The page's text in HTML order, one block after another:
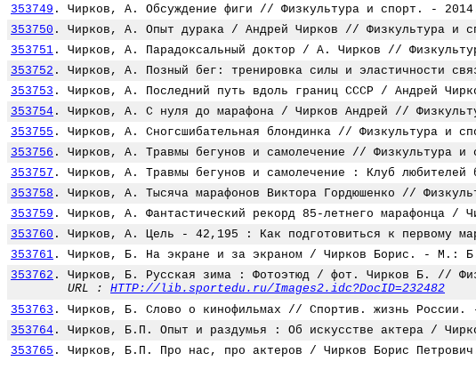
353749 . Чирков, А. Обсуждение фиги // Физкультура и спорт. -
353750 . Чирков, А. Опыт дурака / Андрей Чирков // Физкультура
353751 . Чирков, А. Парадоксальный доктор / А. Чирков //
353752 . Чирков, А. Позный бег: тренировка силы и
353753 . Чирков, А. Последний путь вдоль границ СССР / Андрей
353754 . Чирков, А. С нуля до марафона / Чирков Андрей //
353755 . Чирков, А. Сногсшибательная блондинка // Физкультура
353756 . Чирков, А. Травмы бегунов и самолечение //
353757 . Чирков, А. Травмы бегунов и самолечение : Клуб
353758 . Чирков, А. Тысяча марафонов Виктора Гордюшенко //
353759 . Чирков, А. Фантастический рекорд 85-летнего
353760 . Чирков, А. Цель - 42,195 : Как подготовиться к
353761 . Чирков, Б. На экране и за экраном / Чирков Борис. -
353762 .
Чирков, Б. Русская зима : Фотоэтюд / фот. Чирков Б. //
URL : HTTP://lib.sportedu.ru/Images2.idc?DocID=232482
353763 . Чирков, Б. Слово о кинофильмах // Спортив. жизнь
353764 . Чирков, Б.П. Опыт и раздумья : Об искусстве актера /
353765 . Чирков, Б.П. Про нас, про актеров / Чирков Борис